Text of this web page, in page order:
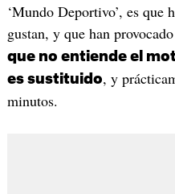
‘Mundo Deportivo’, es que
gustan, y que han
que no entiende el
es sustituido, y
minutos.